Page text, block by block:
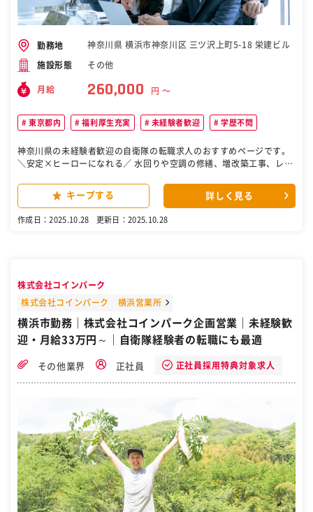
勤務地 神奈川県 横浜市神奈川区 三ツ沢上町5-18 栄建ビル
施設形態 その他
月給 260,000 円 〜
東京都内 福利厚生充実 未経験者歓迎 学歴不問
神奈川県の未経験者歓迎の自衛隊の転職求人のおすすめページです。
＼安定×ヒーローになれる／ 水回りや空調の修繕、増改築工事、レイ
などを行ないます。 ■取引先について 大手企業や官公庁、鉄道会社な
ど、法人のお客様が中心です。長く取引がある既存顧客からの依頼に
調が壊れた」といった緊急トラブルから「社宅をリフォームしたい」
※現場は駅、病院、工場、オフィス、寮、商業施設など。 ※週に何回
か紹介経由での新規対応や、しばらく取引がなかったお客様の掘り起
フのサポートも！ ￣￣￣￣￣￣￣￣￣￣￣￣￣￣￣ 業者手配に悩んだ
時は、技術スタッフに相談可能。協力業者も20～30年の付き合いがあ
れます！ ￣￣￣￣￣￣￣￣￣￣￣￣￣￣￣￣￣ まめに訪問したり、趣
うした1つひとつを大切にしながら信頼を獲得しています。 ★無理な
く働ける環境です！ ￣￣￣￣￣￣￣￣￣￣￣￣￣￣ 強みは「24時間
対応」ですが、夜間は常駐スタッフが対応するため、定時退社が基本
です。また、書類作成もフォーマットがあるので入力ができればOKで
す。 【勤務地・交通】 下記いずれかでの勤務となります。 ※勤務地
は希望を考慮します。 ■本社／神奈川県横浜市神奈川区三ツ沢上町5-
18 栄建ビル ■東京支店／東京都中央区東日本橋1-4-13 MARUSHINビ
ル7F 交通 ■本社 横浜市営地下鉄ブルーライン「三ッ沢上町駅」より
キープする 詳しく見る
作成日：2025.10.28 更新日：2025.10.28
株式会社コインパーク
株式会社コインパーク 横浜営業所
横浜市勤務｜株式会社コインパーク企画営業｜未経験歓
迎・月給33万円～｜自衛隊経験者の転職にも最適
その他業界 正社員 正社員採用特典対象求人